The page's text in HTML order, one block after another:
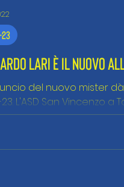
LARI È IL NUOVO
del nuovo mister
L'ASD San Vincenzo